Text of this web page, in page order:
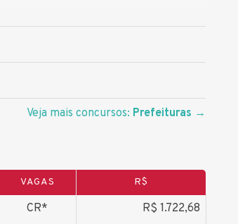
Veja mais concursos: Prefeituras →
VAGAS R$
CR*
R$ 1.722,68